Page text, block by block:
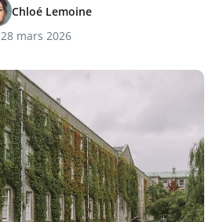
Chloé Lemoine
28 mars 2026